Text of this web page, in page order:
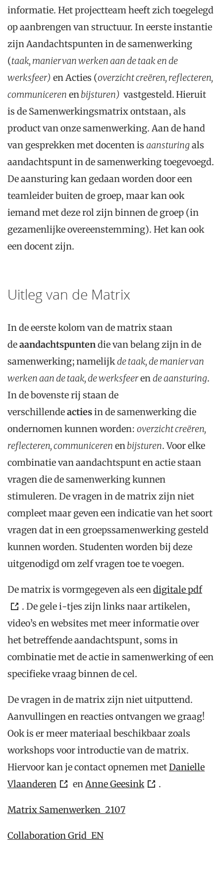
informatie. Het projectteam heeft zich toegelegd
op aanbrengen van structuur. In eerste instantie
zijn Aandachtspunten in de samenwerking
(taak, manier van werken aan de taak en de
werksfeer) en Acties (overzicht creëren, reflecteren,
communiceren enbijsturen) vastgesteld.Hieruit
is de Samenwerkingsmatrix ontstaan, als
product van onze samenwerking. Aan de hand
van gesprekken met docenten is aansturingals
aandachtspunt in de samenwerking toegevoegd.
De aansturing kan gedaan worden door een
teamleider buiten de groep, maar kan ook
iemand met deze rol zijn binnen de groep (in
gezamenlijke overeenstemming). Het kan ook
een docent zijn.
Uitleg van de Matrix
In de eerste kolom van de matrix staan
deaandachtspuntendie van belang zijn in de
samenwerking; namelijkde taak, de manier van
werken aan de taak, de werksfeerende aansturing.
In de bovenste rij staan de
verschillendeactiesin de samenwerking die
ondernomen kunnen worden: overzicht creëren,
reflecteren, communiceren enbijsturen. Voor elke
combinatie van aandachtspunt en actie staan
vragen die de samenwerking kunnen
stimuleren. De vragen in de matrix zijn niet
compleet maar geven een indicatie van het soort
vragen dat in een groepssamenwerking gesteld
kunnen worden. Studenten worden bij deze
uitgenodigd om zelf vragen toe te voegen.
De matrix is vormgegeven als eendigitale pdf
. De gele i-tjes zijn links naar artikelen,
video’s en websites met meer informatie over
het betreffende aandachtspunt, soms in
combinatie met de actie in samenwerking of een
specifieke vraag binnen de cel.
De vragen in de matrix zijn niet uitputtend.
Aanvullingen en reacties ontvangen we graag!
Ook is er meer materiaal beschikbaar zoals
workshops voor introductie van de matrix.
Hiervoor kan je contact opnemen metDanielle
Vlaanderen
enAnne Geesink .
Matrix Samenwerken_2107
Collaboration Grid_EN